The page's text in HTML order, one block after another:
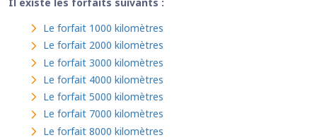
Le forfait 1000 kilomètres
Le forfait 2000 kilomètres
Le forfait 3000 kilomètres
Le forfait 4000 kilomètres
Le forfait 5000 kilomètres
Le forfait 7000 kilomètres
Le forfait 8000 kilomètres